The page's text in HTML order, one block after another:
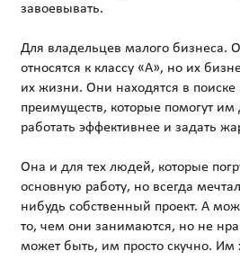
завоевывать.
Для владельцев малого бизнеса.
относятся к классу «А», но их
их жизни. Они находятся в поиске
преимуществ, которые помогут им
работать эффективнее и задать
Она и для тех людей, которые
основную работу, но всегда
нибудь собственный проект. А
то, чем они занимаются, но не
может быть, им просто скучно. Им